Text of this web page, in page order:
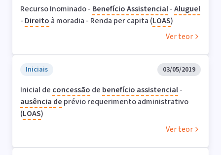
Recurso Inominado - Benefício Assistencial-Aluguel
- Direito à moradia - Renda per capita (LOAS)
Ver teor
Iniciais 03/05/2019
Inicial de concessão de benefício assistencial-
ausência de prévio requerimento administrativo
(LOAS)
Ver teor